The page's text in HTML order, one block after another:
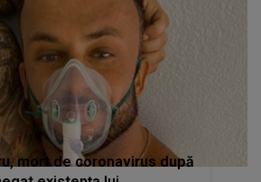
mort de coronavirus după